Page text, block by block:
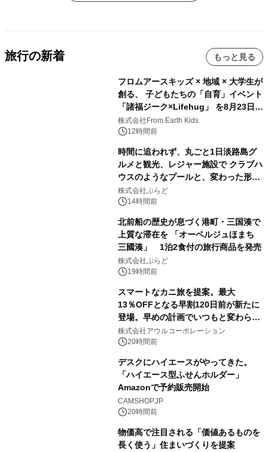
旅行の新着 もっと見る
フロムアースキッズ × 地域 × 大学生が
創る、 子どもたちの「自育」イベント
「諸福ジーク×Lifehug」 を8月23日
(日)開催
株式会社From Earth Kids
12時間前
時間に追われず、丸ごと1日淡路島グ
ルメと観光、レジャー施設で クラブハ
ウスのようなプールと、変わった形の
サウナも 「THE BOXY AWAJI」のお
得な素泊まり連泊プランで
株式会社ぷらど
14時間前
北前船の歴史が息づく港町・三国湊で
上質な滞在を 「オーベルジュほまち
三國湊」 1泊2食付の旅行商品を発売
株式会社ぷらど
19時間前
スマートなカニ旅を提案。最大
13％OFFとなる早割120日前が新たに
登場。早めの計画でいつもと変わらぬ
大人の冬旅を。ー夕日ヶ浦温泉「佳松
苑 別邸ふうか」ー
株式会社アウルコーポレーション
20時間前
デスクにハイエースがやってきた。
「ハイエース型ふせんホルダー」
Amazonで予約販売開始
CAMSHOP.JP
20時間前
物価高で注目される「価値あるものを
長く使う」住まいづくりを提案